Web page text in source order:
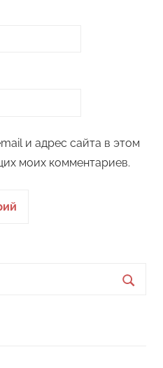
и адрес сайта в этом
моих комментариев.